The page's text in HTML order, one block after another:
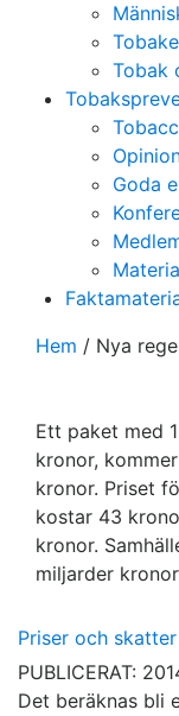
Tobak
Goda
Hem / Nya
Ett paket med
kronor,
kronor. Priset
kostar 43
kronor.
miljarder
Priser och skatter
PUBLICERAT:
Det beräknas bli